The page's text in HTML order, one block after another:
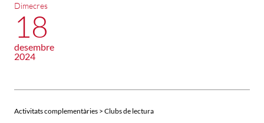
Dimecres
18
desembre
2024
Activitats complementàries > Clubs de lectura